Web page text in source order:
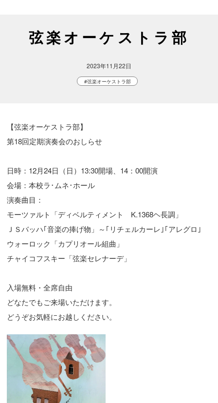
弦楽オーケストラ部
2023年11月22日
#弦楽オーケストラ部
【弦楽オーケストラ部】
第18回定期演奏会のおしらせ
日時：12月24日（日）13:30開場、14：00開演
会場：本校ラ･ムネ･ホール
演奏曲目：
モーツァルト「ディベルティメント　K.1368ヘ長調」
ＪＳバッハ｢音楽の捧げ物」～｢リチェルカーレ｣｢アレグロ｣
ウォーロック「カプリオール組曲」
チャイコフスキー「弦楽セレナーデ」
入場無料・全席自由
どなたでもご来場いただけます。